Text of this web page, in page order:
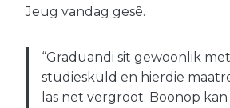
Jeug vandag gesê.
“Graduandi sit gewoonlik
studieskuld en hierdie
las net vergroot. Boonop